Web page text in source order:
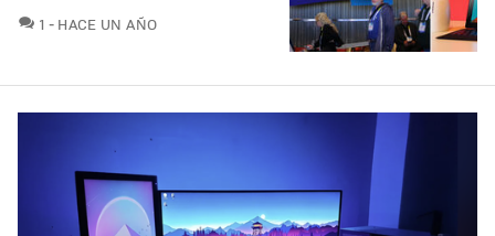
1 COMENTARIOS
HACE UN AÑO